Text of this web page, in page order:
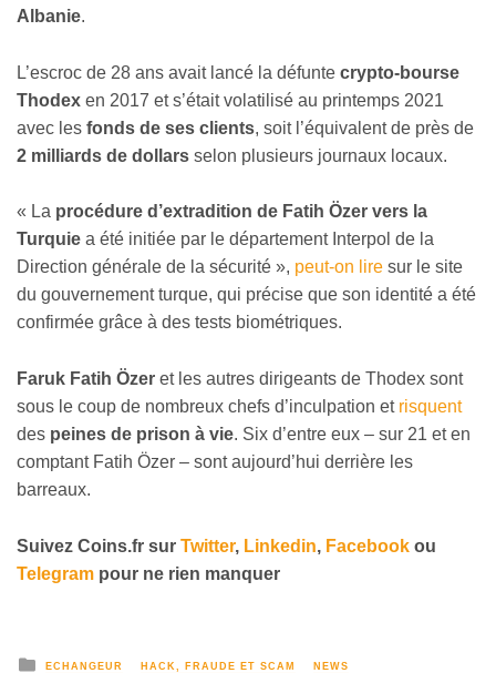
Albanie.
L’escroc de 28 ans avait lancé la défunte crypto-bourse
Thodex en 2017 et s’était volatilisé au printemps 2021
avec les fonds de ses clients, soit l’équivalent de près de
2 milliards de dollars selon plusieurs journaux locaux.
« La procédure d’extradition de Fatih Özer vers la
Turquie a été initiée par le département Interpol de la
Direction générale de la sécurité », peut-on lire sur le site
du gouvernement turque, qui précise que son identité a été
confirmée grâce à des tests biométriques.
Faruk Fatih Özer et les autres dirigeants de Thodex sont
sous le coup de nombreux chefs d’inculpation et risquent
des peines de prison à vie. Six d’entre eux – sur 21 et en
comptant Fatih Özer – sont aujourd’hui derrière les
barreaux.
Suivez Coins.fr sur Twitter, Linkedin, Facebook ou
Telegram pour ne rien manquer
ECHANGEUR HACK, FRAUDE ET SCAM NEWS